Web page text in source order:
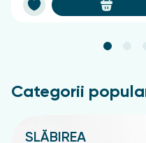
Categorii
SLĂBIREA